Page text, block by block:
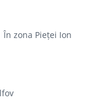
zona Pieței Ion